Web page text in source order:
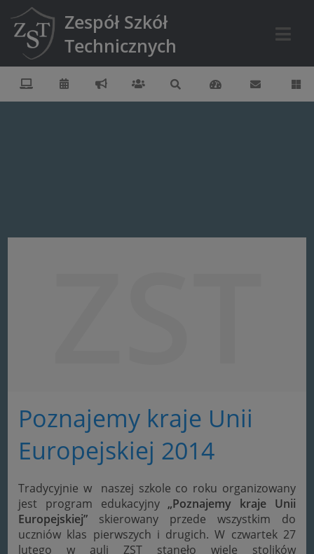
Zespół Szkół
Technicznych
Poznajemy kraje Unii
Europejskiej 2014
Tradycyjnie w naszej szkole co roku organizowany
jest program edukacyjny „Poznajemy kraje Unii
Europejskiej” skierowany przede wszystkim do
uczniów klas pierwszych i drugich. W czwartek 27
lutego w auli ZST stanęło wiele stolików